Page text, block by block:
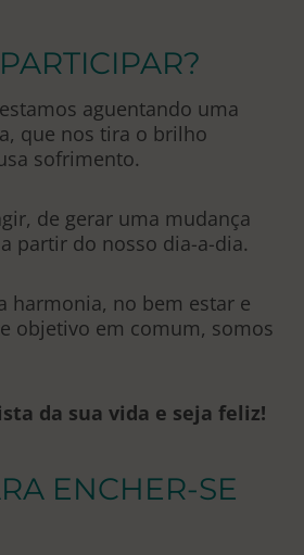
aguentando uma
que nos tira o brilho
sofrimento.
de gerar uma mudança
partir do nosso dia-a-dia.
harmonia, no bem estar e
objetivo em comum, somos
da sua vida e seja feliz!
ENCHER-SE